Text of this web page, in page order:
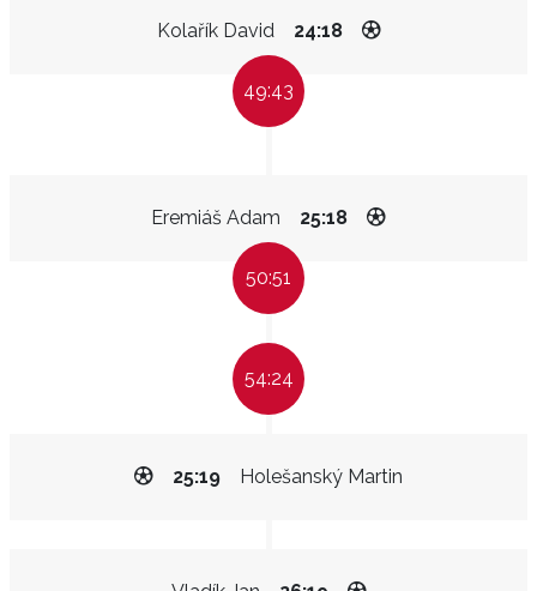
Kolařík David 24:18
49:43
Eremiáš Adam 25:18
50:51
54:24
Holešanský Martin
25:19